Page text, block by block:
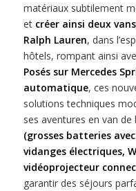
matériaux subtilement
et créer ainsi deux
Ralph Lauren, dans
hôtels, rompant ainsi
Posés sur Mercedes
automatique, ces
solutions techniques
ses aventures en van
(grosses batteries
vidanges électriques,
vidéoprojecteur
garantir des séjours